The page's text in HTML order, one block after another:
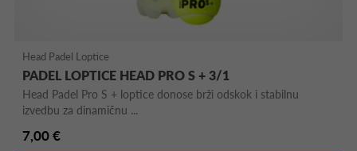
Head Padel Loptice
PADEL LOPTICE HEAD PRO S + 3/1
Head Padel Pro S + loptice donose brži odskok i stabilnu
izvedbu za dinamičnu ...
7,00 €